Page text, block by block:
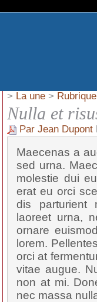
> La une >
Nulla et
Par Jean Dupont
Maecenas a
sed urna.
molestie dui
erat eu orci
dis parturient
laoreet urna,
ornare
lorem.
orci at
vitae augue.
non at mi.
nec massa